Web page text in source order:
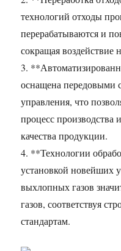
технологий отходы
перерабатываются и
сокращая
3.
оснащена передовыми
управления, что
процесс производства
качества продукции.
4. **Технологии
установкой новейших
выхлопных газов
газов, соответствуя
стандартам.